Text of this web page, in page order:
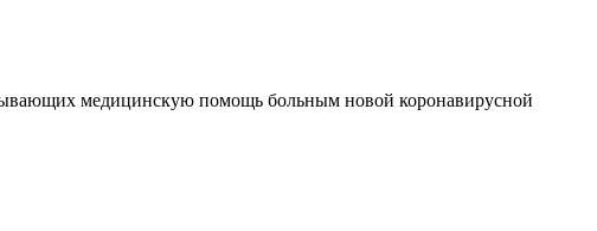
медицинскую помощь больным новой коронавирусной